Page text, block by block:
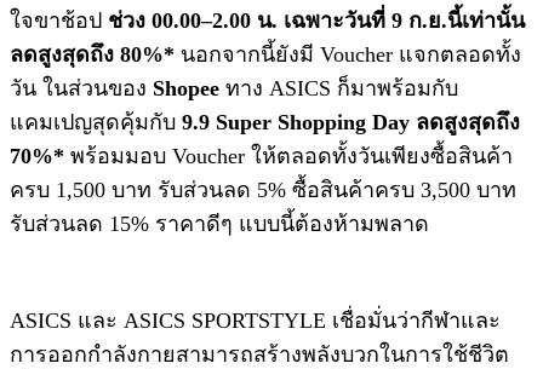
ใจขาช้อป ช่วง 00.00–2.00 น. เฉพาะวันที่ 9 ก.ย.นี้เท่านั้น
ลดสูงสุดถึง 80%* นอกจากนี้ยังมี Voucher แจกตลอดทั้ง
วัน ในส่วนของ Shopee ทาง ASICS ก็มาพร้อมกับ
แคมเปญสุดคุ้มกับ 9.9 Super Shopping Day ลดสูงสุดถึง
70%* พร้อมมอบ Voucher ให้ตลอดทั้งวันเพียงซื้อสินค้า
ครบ 1,500 บาท รับส่วนลด 5% ซื้อสินค้าครบ 3,500 บาท
รับส่วนลด 15% ราคาดีๆ แบบนี้ต้องห้ามพลาด
ASICS และ ASICS SPORTSTYLE เชื่อมั่นว่ากีฬาและ
การออกกำลังกายสามารถสร้างพลังบวกในการใช้ชีวิต